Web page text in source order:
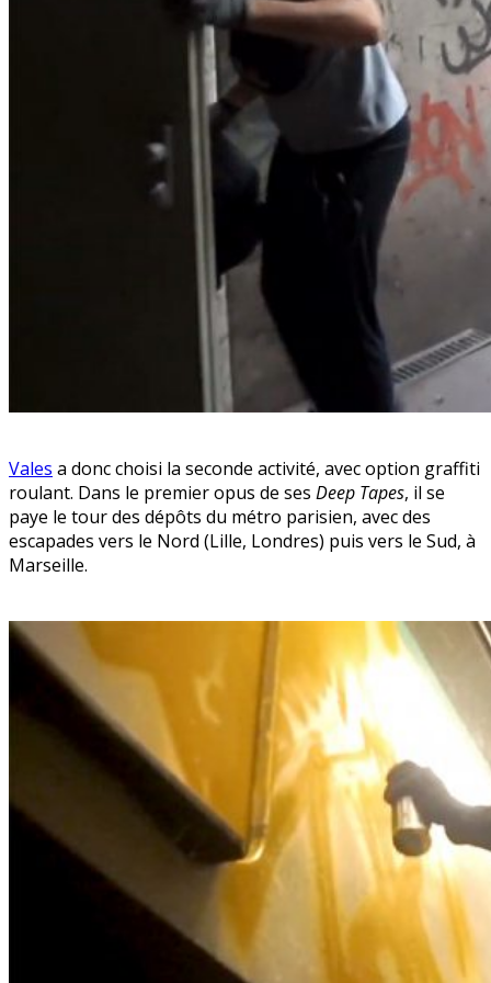
Vales a donc choisi la seconde activité, avec option graffiti
roulant. Dans le premier opus de ses Deep Tapes, il se
paye le tour des dépôts du métro parisien, avec des
escapades vers le Nord (Lille, Londres) puis vers le Sud, à
Marseille.